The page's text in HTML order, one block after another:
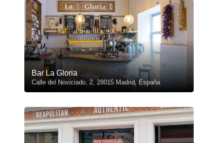
Bar La Gloria
Calle del Noviciado, 2, 28015 Madrid, España